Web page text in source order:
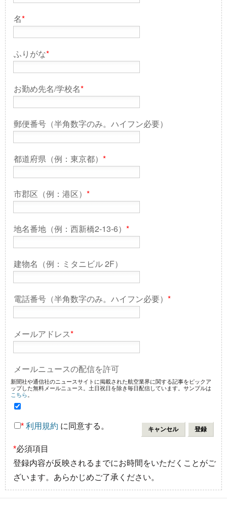
名*
ふりがな*
お勤め先名/学校名*
郵便番号（半角数字のみ。ハイフン必要）
都道府県（例：東京都） *
市郡区（例：港区） *
地名番地（例：西新橋2-13-6） *
建物名（例：ミタニビル 2F）
電話番号（半角数字のみ。ハイフン必要） *
メールアドレス*
メールニュースの配信を許可
新聞社や通信社のニュースサイトに掲載された航空業界に関する記事をピックア
ップした無料メールニュース。土日祝日を除き毎日配信しています。サンプルは
こちら
* 利用規約 に同意する。
*必須項目
登録内容が反映されるまでにお時間をいただくことがご
ざいます。あらかじめご了承ください。